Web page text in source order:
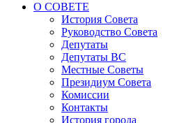
О СОВЕТЕ
История Совета
Руководство Совета
Депутаты
Депутаты ВС
Местные Советы
Президиум Совета
Комиссии
Контакты
История города